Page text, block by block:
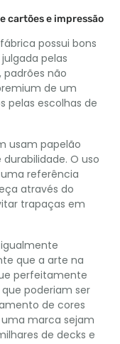
cartões e impressão
possui bons
pelas
padrões não
de um
pelas escolhas de
usam papelão
O uso
referência
através do
trapaças em
que a arte na
perfeitamente
poderiam ser
de cores
marca sejam
de decks e